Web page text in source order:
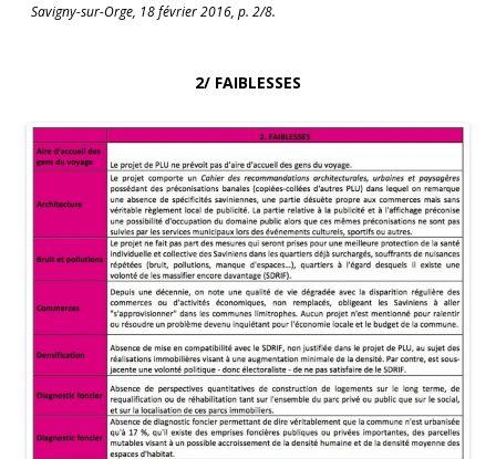
Savigny-sur-Orge, 18 février 2016, p. 2/8.
2/ FAIBLESSES